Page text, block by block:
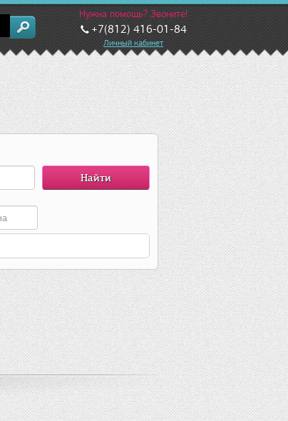
Нужна помощь? Звоните!
+7(812) 416-01-84
Личный кабинет